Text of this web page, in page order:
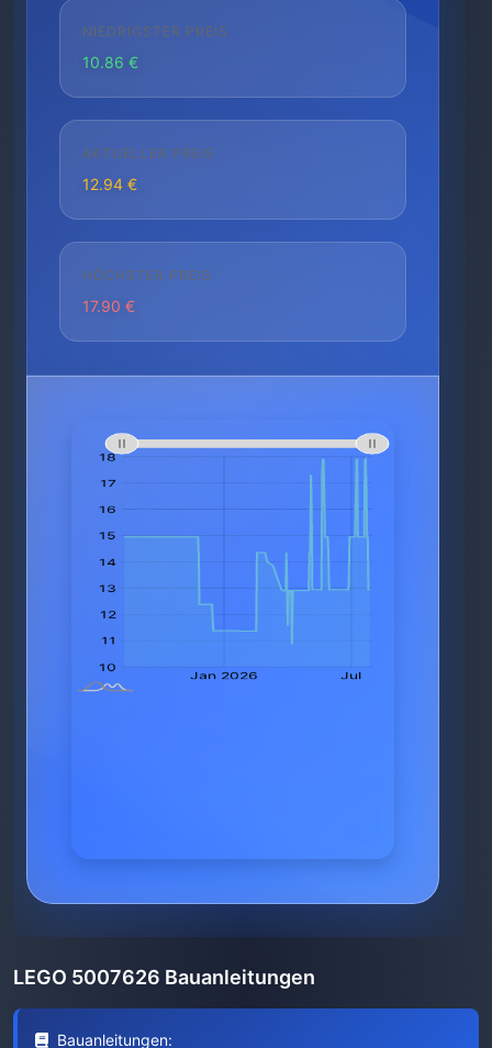
NIEDRIGSTER PREIS
10.86 €
AKTUELLER PREIS
12.94 €
HÖCHSTER PREIS
17.90 €
LEGO 5007626 Bauanleitungen
Bauanleitungen: